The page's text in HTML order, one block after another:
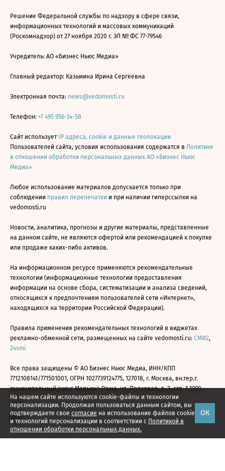
На нашем сайте используются cookie-файлы и технологии
персонализации. Продолжая пользоваться данным сайтом, вы
подтверждаете свое согласие на использование файлов cookie
и технологий персонализации в соответствии с Политикой в
отношении обработки персональных данных.
ОК
Решение Федеральной службы по надзору в сфере связи,
информационных технологий и массовых коммуникаций
(Роскомнадзор) от 27 ноября 2020 г. ЭЛ № ФС 77-79546
Учредитель: АО «Бизнес Ньюс Медиа»
Главный редактор: Казьмина Ирина Сергеевна
Электронная почта: news@vedomosti.ru
Телефон: +7 495 956-34-58
Сайт использует IP адреса, cookie и данные геолокации
Пользователей сайта, условия использования содержатся в Политике
в отношении обработки персональных данных АО «Бизнес Ньюс
Медиа»
Любое использование материалов допускается только при
соблюдении правил перепечатки и при наличии гиперссылки на
vedomosti.ru
Новости, аналитика, прогнозы и другие материалы, представленные
на данном сайте, не являются офертой или рекомендацией к покупке
или продаже каких-либо активов.
На информационном ресурсе применяются рекомендательные
технологии (информационные технологии предоставления
информации на основе сбора, систематизации и анализа сведений,
относящихся к предпочтениям пользователей сети «Интернет»,
находящихся на территории Российской Федерации).
Правила применения рекомендательных технологий в виджетах
рекламно-обменной сети, размещенных на сайте vedomosti.ru: СМИ2,
24smi
Все права защищены © АО Бизнес Ньюс Медиа, ИНН/КПП
7712108141/771501001, ОГРН 1027739124775, 127018, г. Москва, вн.тер.г.
муниципальный округ Марьина Роща, ул. Полковая, д. 3, стр. 1 1999—
2026